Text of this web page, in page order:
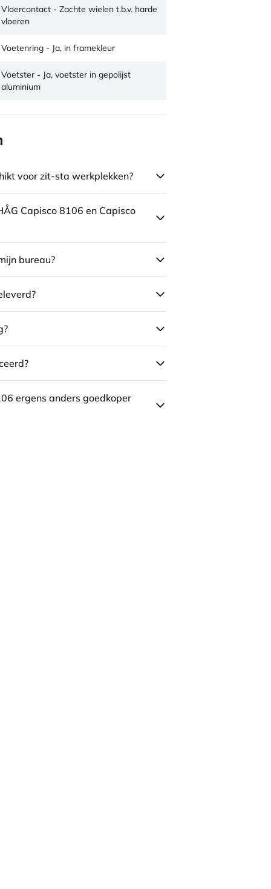
Vloercontact - Zachte wielen t.b.v. harde
vloeren
Voetenring - Ja, in framekleur
Voetster - Ja, voetster in gepolijst
aluminium
voor zit-sta werkplekken?
Capisco 8106 en Capisco
bureau?
ergens anders goedkoper